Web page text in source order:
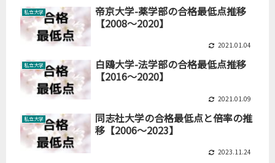
私立大学
帝京大学-薬学部の合格最低点推移
【2008～2020】
2021.01.04
私立大学
白鴎大学-法学部の合格最低点推移
【2016～2020】
2021.01.09
私立大学
同志社大学の合格最低点と倍率の推
移【2006～2023】
2023.11.24